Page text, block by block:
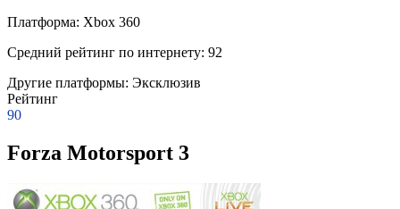
Платформа: Xbox 360
Средний рейтинг по интернету: 92
Другие платформы: Эксклюзив
Рейтинг
90
Forza Motorsport 3